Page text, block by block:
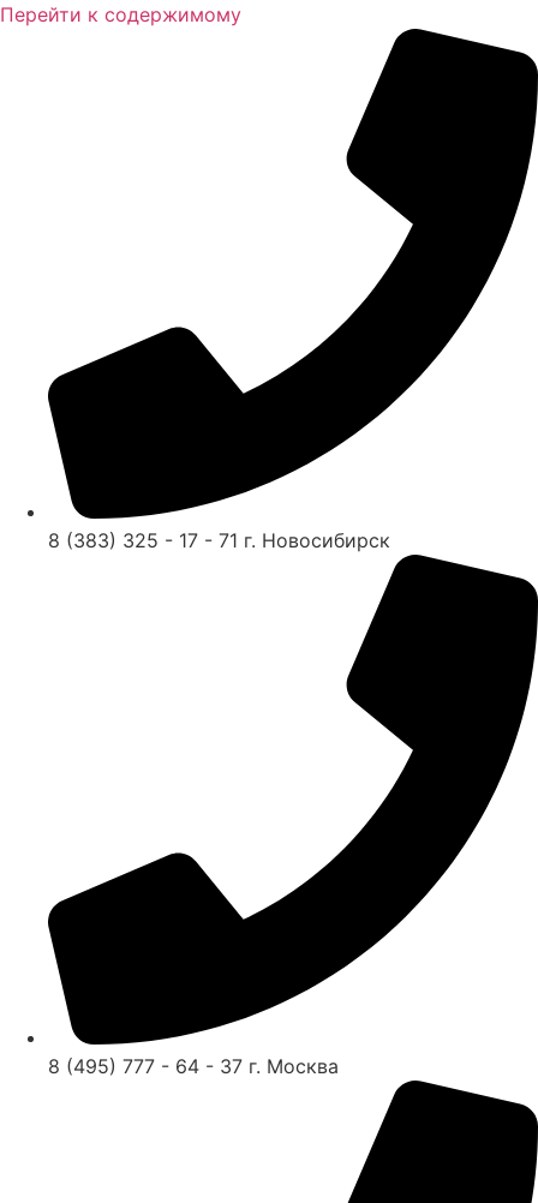
Перейти к содержимому
8 (383) 325 - 17 - 71 г. Новосибирск
8 (495) 777 - 64 - 37 г. Москва